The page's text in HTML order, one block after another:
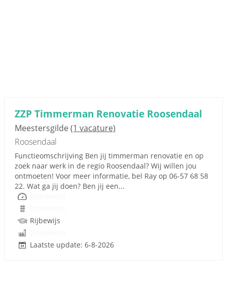
ZZP Timmerman Renovatie Roosendaal
Meestersgilde(1 vacature)
Roosendaal
Functieomschrijving Ben jij timmerman renovatie en op
zoek naar werk in de regio Roosendaal? Wij willen jou
ontmoeten! Voor meer informatie, bel Ray op 06-57 68 58
22. Wat ga jij doen? Ben jij een...
Rijbewijs
Laatste update: 6-8-2026